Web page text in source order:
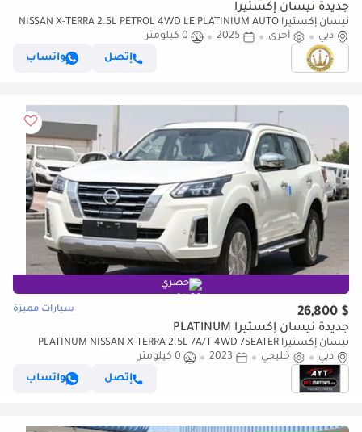
جديدة نيسان إكستيرا
نيسان إكستيرا NISSAN X-TERRA 2.5L PETROL 4WD LE PLATINIUM AUTO
(للتصدير فقط)
دبي أخرى 2025
0 كيلومتر
إتصل
واتساب
حصري
$ 26,800 سيارات مميزة
جديدة نيسان إكستيرا PLATINUM
نيسان إكستيرا PLATINUM NISSAN X-TERRA 2.5L 7A/T 4WD 7SEATER
PETROL PLATINUM (للتصدير فقط)
دبي خليجي 2023
0 كيلومتر
إتصل
واتساب